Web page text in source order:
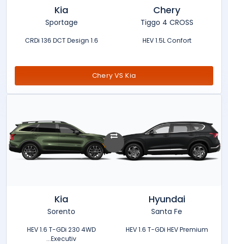
Chery
Tiggo 4 CROSS
HEV 1.5L Confort
Kia
Sportage
1.6 CRDi 136 DCT Design
Chery VS Kia
Hyundai
Santa Fe
HEV 1.6 T-GDi HEV Premium
Kia
Sorento
HEV 1.6 T-GDi 230 4WD
Executiv...